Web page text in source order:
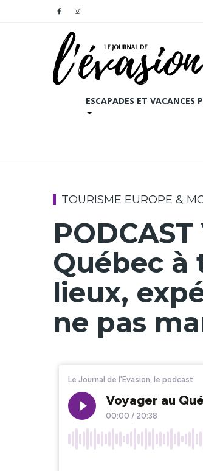
ESCAPADES ET VACANCES
TOURISME EUROPE &
Québec à
lieux,
ne pas